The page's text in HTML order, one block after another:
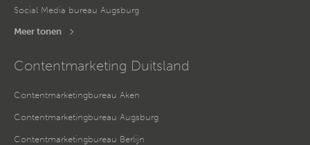
Social Media bureau Augsburg
Meer tonen
Contentmarketing Duitsland
Contentmarketingbureau Aken
Contentmarketingbureau Augsburg
Contentmarketingbureau Berlijn